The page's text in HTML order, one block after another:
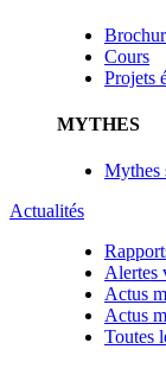
Cours
Projets
MYTHES
Mythes
Actualités
Alertes
Actus
Actus
Toutes